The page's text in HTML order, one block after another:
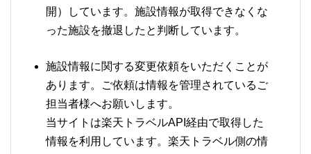
開）しています。施設情報が取得できなくな
った施設を撤退したと判断しています。
施設情報に関する変更依頼をいただくことが
あります。ご依頼は情報を管理されているご
担当者様へお願いします。
当サイトは楽天トラベルAPI経由で取得した
情報を利用しています。楽天トラベル側の情